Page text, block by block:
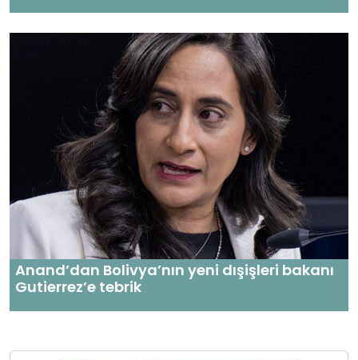
Anand’dan Bolivya’nın yeni dışişleri bakanı
Gutierrez’e tebrik